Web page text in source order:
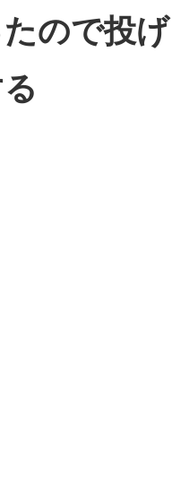
ので投げ